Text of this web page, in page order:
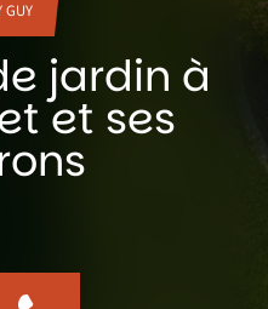
GUY
jardin à
et ses